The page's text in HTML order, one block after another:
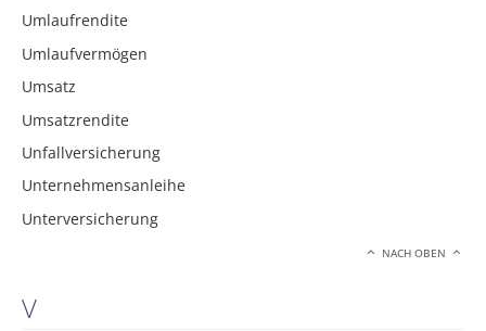
Umlaufrendite
Umlaufvermögen
Umsatz
Umsatzrendite
Unfallversicherung
Unternehmensanleihe
Unterversicherung
NACH OBEN
V